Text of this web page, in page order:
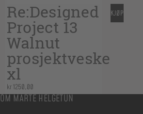
Re:Designed
Project 13
Walnut
prosjektveske
xl
kr1250,00
KJØP
OM MARTE HELGETUN